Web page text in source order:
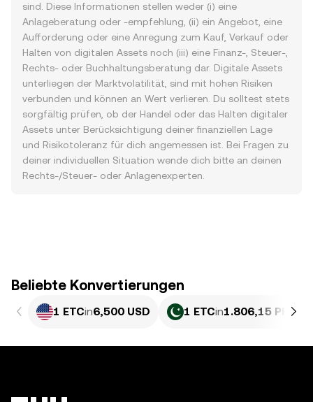
sind. Diese Informationen stellen weder (i) eine
Anlageberatung oder -empfehlung, (ii) ein Angebot, eine
Aufforderung oder eine Anregung zum Kauf, Verkauf oder
Halten von digitalen Assets noch (iii) eine Finanz-, Steuer-,
Rechts- oder Buchhaltungsberatung dar. Digitale Assets
unterliegen der Marktvolatilität, sind mit hohen Risiken
verbunden und können an Wert verlieren. Du solltest stets
sorgfältig prüfen, ob der Handel oder das Halten digitaler
Assets unter Berücksichtigung deiner finanziellen Lage
und Risikotoleranz für dich angemessen ist. Bei Fragen zu
deiner individuellen Situation wende dich bitte an deinen
Rechts-/Steuer- oder Anlagenexperten.
Beliebte Konvertierungen
1 ETCin6,500 USD 1 ETCin1.806,15 PKR